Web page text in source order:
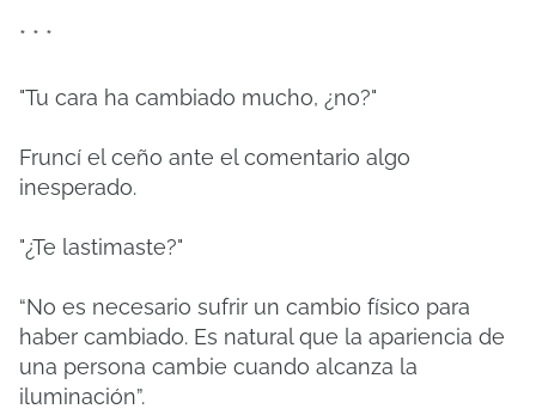
* * *
"Tu cara ha cambiado mucho, ¿no?"
Fruncí el ceño ante el comentario algo
inesperado.
"¿Te lastimaste?"
“No es necesario sufrir un cambio físico para
haber cambiado. Es natural que la apariencia de
una persona cambie cuando alcanza la
iluminación”.